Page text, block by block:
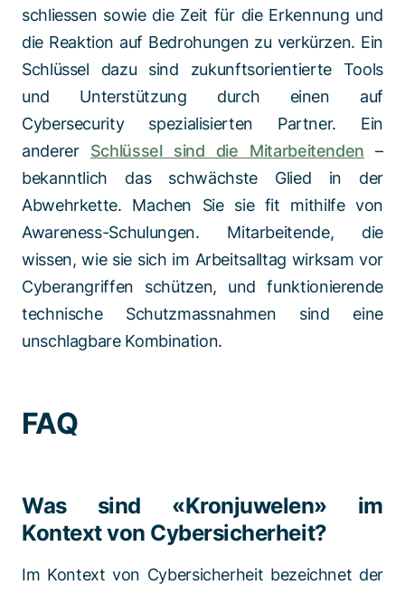
schliessen sowie die Zeit für die Erkennung und
die Reaktion auf Bedrohungen zu verkürzen. Ein
Schlüssel dazu sind zukunftsorientierte Tools
und Unterstützung durch einen auf
Cybersecurity spezialisierten Partner. Ein
anderer Schlüssel sind die Mitarbeitenden –
bekanntlich das schwächste Glied in der
Abwehrkette. Machen Sie sie fit mithilfe von
Awareness-Schulungen. Mitarbeitende, die
wissen, wie sie sich im Arbeitsalltag wirksam vor
Cyberangriffen schützen, und funktionierende
technische Schutzmassnahmen sind eine
unschlagbare Kombination.
FAQ
Was sind «Kronjuwelen» im
Kontext von Cybersicherheit?
Im Kontext von Cybersicherheit bezeichnet der